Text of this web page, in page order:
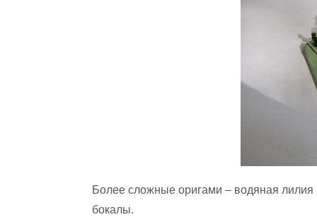
Более сложные оригами – водяная лилия
бокалы.